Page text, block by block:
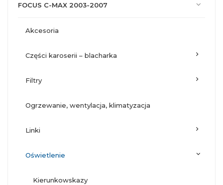
FOCUS C-MAX 2003-2007
akcesoria
części karoserii – blacharka
filtry
ogrzewanie, wentylacja, klimatyzacja
linki
oświetlenie
kierunkowskazy